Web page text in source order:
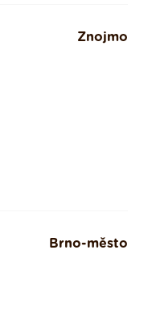
Znojmo
Brno-město